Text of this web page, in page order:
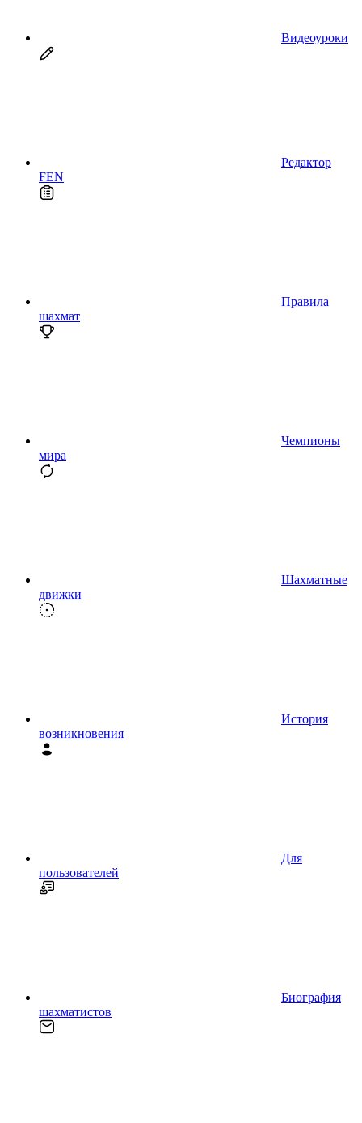
Видеоуроки
Редактор
FEN
Правила
шахмат
Чемпионы
мира
Шахматные
движки
История
возникновения
Для
пользователей
Биография
шахматистов